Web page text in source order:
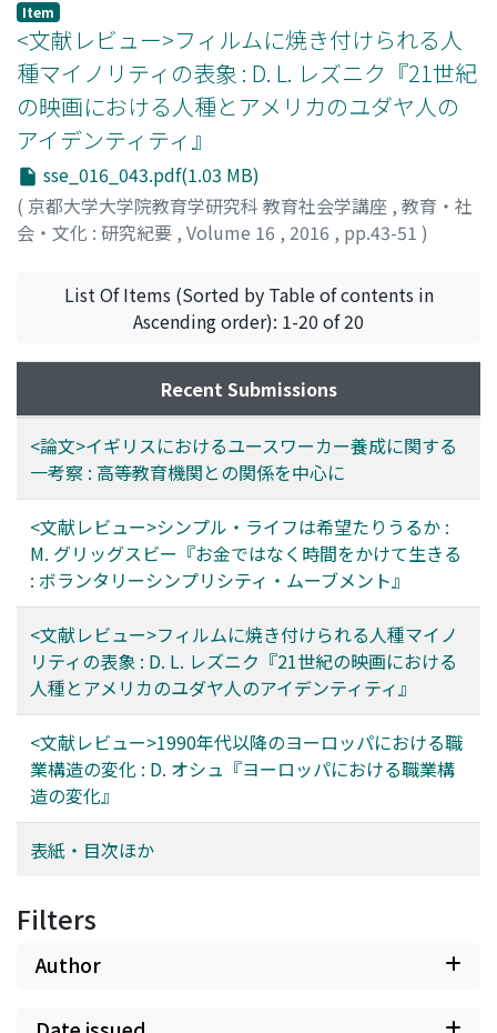
Item
<文献レビュー>フィルムに焼き付けられる人
種マイノリティの表象 : D. L. レズニク『21世紀
の映画における人種とアメリカのユダヤ人の
アイデンティティ』
sse_016_043.pdf(1.03 MB)
( 京都大学大学院教育学研究科 教育社会学講座 , 教育・社
会・文化 : 研究紀要 , Volume 16 , 2016 , pp.43-51 )
List Of Items (Sorted by Table of contents in
Ascending order): 1-20 of 20
Recent Submissions
<論文>イギリスにおけるユースワーカー養成に関する
一考察 : 高等教育機関との関係を中心に
<文献レビュー>シンプル・ライフは希望たりうるか :
M. グリッグスビー『お金ではなく時間をかけて生きる
: ボランタリーシンプリシティ・ムーブメント』
<文献レビュー>フィルムに焼き付けられる人種マイノ
リティの表象 : D. L. レズニク『21世紀の映画における
人種とアメリカのユダヤ人のアイデンティティ』
<文献レビュー>1990年代以降のヨーロッパにおける職
業構造の変化 : D. オシュ『ヨーロッパにおける職業構
造の変化』
表紙・目次ほか
Filters
Author